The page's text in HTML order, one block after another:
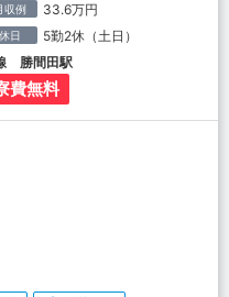
収例 33.6万円
休日 5勤2休（土日）
勝間田駅
費無料